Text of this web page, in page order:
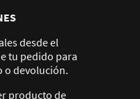
desde el
tu pedido para
o devolución.
producto de